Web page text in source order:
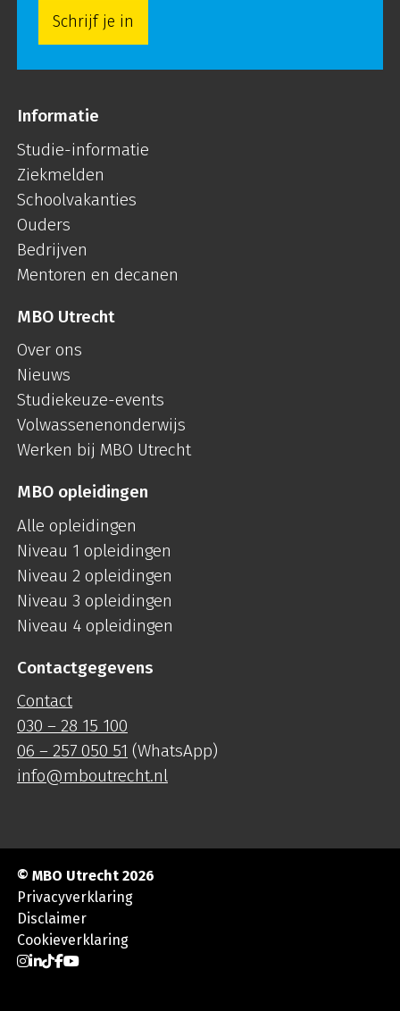
Schrijf je in
Informatie
Studie-informatie
Ziekmelden
Schoolvakanties
Ouders
Bedrijven
Mentoren en decanen
MBO Utrecht
Over ons
Nieuws
Studiekeuze-events
Volwassenenonderwijs
Werken bij MBO Utrecht
MBO opleidingen
Alle opleidingen
Niveau 1 opleidingen
Niveau 2 opleidingen
Niveau 3 opleidingen
Niveau 4 opleidingen
Contactgegevens
Contact
030 – 28 15 100
06 – 257 050 51 (WhatsApp)
info@mboutrecht.nl
© MBO Utrecht 2026
Privacyverklaring
Disclaimer
Cookieverklaring
Ga naar Instagram
Ga naar LinkedIn
Ga naar TikTok
Ga naar Facebook
Ga naar YouTube